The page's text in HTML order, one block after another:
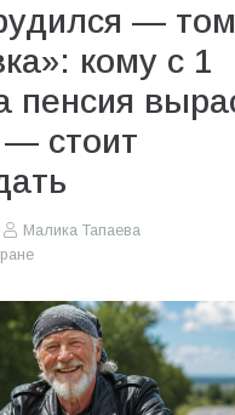
—
кому с 1
пенсия
стоит
Малика Тапаева